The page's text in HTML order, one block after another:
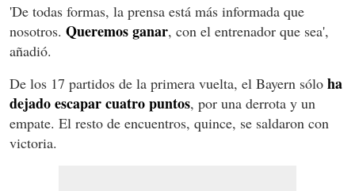
'De todas formas, la prensa está más informada que
nosotros. Queremos ganar, con el entrenador que sea',
añadió.
De los 17 partidos de la primera vuelta, el Bayern sólo ha
dejado escapar cuatro puntos, por una derrota y un
empate. El resto de encuentros, quince, se saldaron con
victoria.